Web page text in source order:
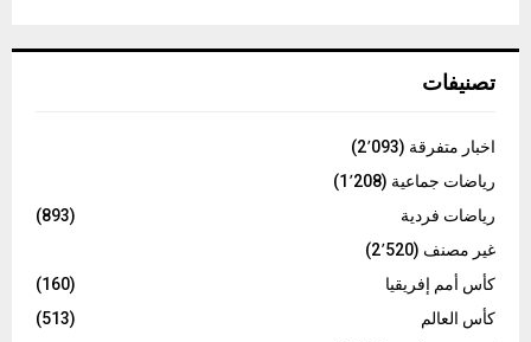
C
تصنيفات
اخبار متفرقة (2٬093)
رياضات جماعية (1٬208)
رياضات فردية
(893)
غير مصنف (2٬520)
كأس أمم إفريقيا
(160)
كأس العالم
(513)